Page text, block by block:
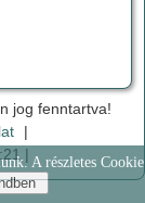
A részletes Cookie
jog fenntartva!
|
|